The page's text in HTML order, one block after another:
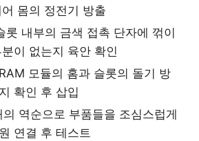
몸의 정전기 방출
롯 내부의 금색 접촉 단자에 꺾이
이 없는지 육안 확인
RAM 모듈의 홈과 슬롯의 돌기 방
확인 후 삽입
의 역순으로 부품들을 조심스럽게
연결 후 테스트